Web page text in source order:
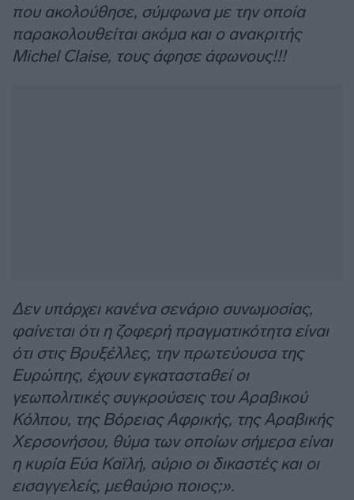
που ακολούθησε, σύμφωνα με την οποία
παρακολουθείται ακόμα και ο ανακριτής
Michel Claise, τους άφησε άφωνους!!!
Δεν υπάρχει κανένα σενάριο συνωμοσίας,
φαίνεται ότι η ζοφερή πραγματικότητα είναι
ότι στις Βρυξέλλες, την πρωτεύουσα της
Ευρώπης, έχουν εγκατασταθεί οι
γεωπολιτικές συγκρούσεις του Αραβικού
Κόλπου, της Βόρειας Αφρικής, της Αραβικής
Χερσονήσου, θύμα των οποίων σήμερα είναι
η κυρία Εύα Καϊλή, αύριο οι δικαστές και οι
εισαγγελείς, μεθαύριο ποιος;».